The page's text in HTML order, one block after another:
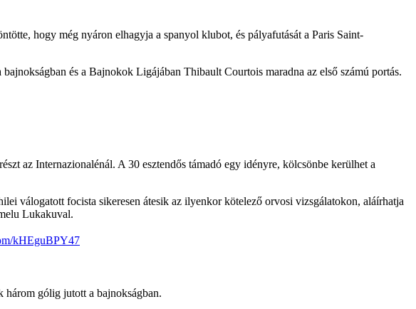
hogy még nyáron elhagyja a spanyol klubot, és pályafutását a Paris Saint-
és a Bajnokok Ligájában Thibault Courtois maradna az első számú portás.
az Internazionalénál. A 30 esztendős támadó egy idényre, kölcsönbe kerülhet a
válogatott focista sikeresen átesik az ilyenkor kötelező orvosi vizsgálatokon, aláírhatja
Lukakuval.
kHEguBPY47
három gólig jutott a bajnokságban.